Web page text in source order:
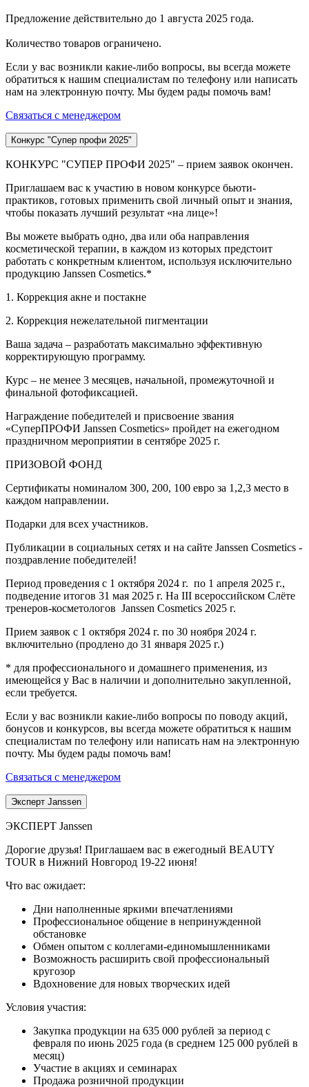
Предложение действительно до 1 августа 2025 года.
Количество товаров ограничено.
Если у вас возникли какие-либо вопросы, вы всегда можете
обратиться к нашим специалистам по телефону или написать
нам на электронную почту. Мы будем рады помочь вам!
Связаться с менеджером
Конкурс "Супер профи 2025"
КОНКУРС "СУПЕР ПРОФИ 2025" – прием заявок окончен.
Приглашаем вас к участию в новом конкурсе бьюти-
практиков, готовых применить свой личный опыт и знания,
чтобы показать лучший результат «на лице»!
Вы можете выбрать одно, два или оба направления
косметической терапии, в каждом из которых предстоит
работать с конкретным клиентом, используя исключительно
продукцию Janssen Cosmetics.*
1. Коррекция акне и постакне
2. Коррекция нежелательной пигментации
Ваша задача – разработать максимально эффективную
корректирующую программу.
Курс – не менее 3 месяцев, начальной, промежуточной и
финальной фотофиксацией.
Награждение победителей и присвоение звания
«СуперПРОФИ Janssen Cosmetics» пройдет на ежегодном
праздничном мероприятии в сентябре 2025 г.
ПРИЗОВОЙ ФОНД
Сертификаты номиналом 300, 200, 100 евро за 1,2,3 место в
каждом направлении.
Подарки для всех участников.
Публикации в социальных сетях и на сайте Janssen Cosmetics -
поздравление победителей!
Период проведения с 1 октября 2024 г. по 1 апреля 2025 г.,
подведение итогов 31 мая 2025 г. На III всероссийском Слёте
тренеров-косметологов Janssen Cosmetics 2025 г.
Прием заявок с 1 октября 2024 г. по 30 ноября 2024 г.
включительно (продлено до 31 января 2025 г.)
* для профессионального и домашнего применения, из
имеющейся у Вас в наличии и дополнительно закупленной,
если требуется.
Если у вас возникли какие-либо вопросы по поводу акций,
бонусов и конкурсов, вы всегда можете обратиться к нашим
специалистам по телефону или написать нам на электронную
почту. Мы будем рады помочь вам!
Связаться с менеджером
Эксперт Janssen
ЭКСПЕРТ Janssen
Дорогие друзья! Приглашаем вас в ежегодный BEAUTY
TOUR в Нижний Новгород 19-22 июня!
Что вас ожидает:
Дни наполненные яркими впечатлениями
Профессиональное общение в непринужденной
обстановке
Обмен опытом с коллегами-единомышленниками
Возможность расширить свой профессиональный
кругозор
Вдохновение для новых творческих идей
Условия участия:
Закупка продукции на 635 000 рублей за период с
февраля по июнь 2025 года (в среднем 125 000 рублей в
месяц)
Участие в акциях и семинарах
Продажа розничной продукции